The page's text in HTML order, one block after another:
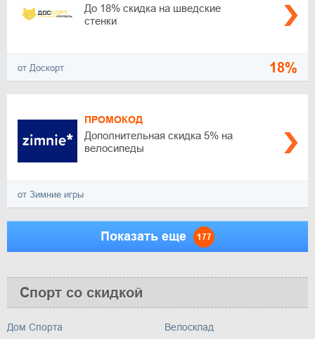
До 18% скидка на шведские
стенки
от Доскорт 18%
ПРОМОКОД
Дополнительная скидка 5% на
велосипеды
от Зимние игры
Показать еще 177
Спорт со скидкой
Дом Спорта
Велосклад